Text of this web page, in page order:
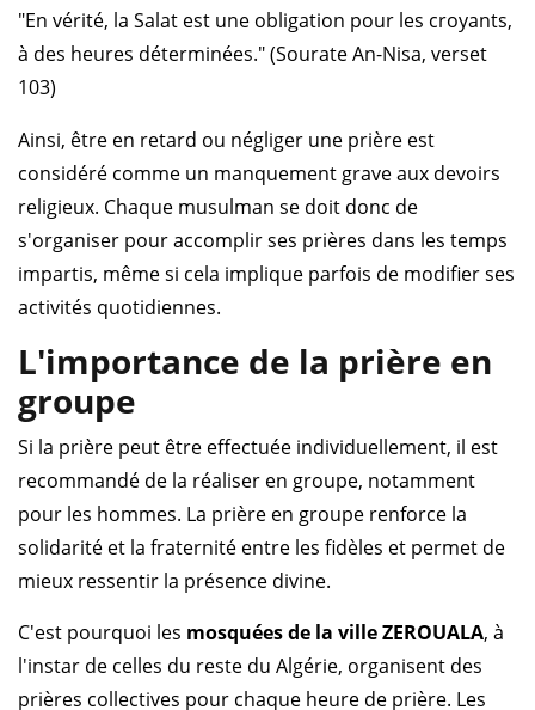
"En vérité, la Salat est une obligation pour les croyants,
à des heures déterminées." (Sourate An-Nisa, verset
103)
Ainsi, être en retard ou négliger une prière est
considéré comme un manquement grave aux devoirs
religieux. Chaque musulman se doit donc de
s'organiser pour accomplir ses prières dans les temps
impartis, même si cela implique parfois de modifier ses
activités quotidiennes.
L'importance de la prière en
groupe
Si la prière peut être effectuée individuellement, il est
recommandé de la réaliser en groupe, notamment
pour les hommes. La prière en groupe renforce la
solidarité et la fraternité entre les fidèles et permet de
mieux ressentir la présence divine.
C'est pourquoi les mosquées de la ville ZEROUALA, à
l'instar de celles du reste du Algérie, organisent des
prières collectives pour chaque heure de prière. Les